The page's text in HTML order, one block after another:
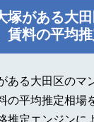
塚がある大
賃料の平均
ある大田区のマ
の平均推定相場